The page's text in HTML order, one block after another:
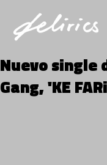
Nuevo single
Gang, 'KE